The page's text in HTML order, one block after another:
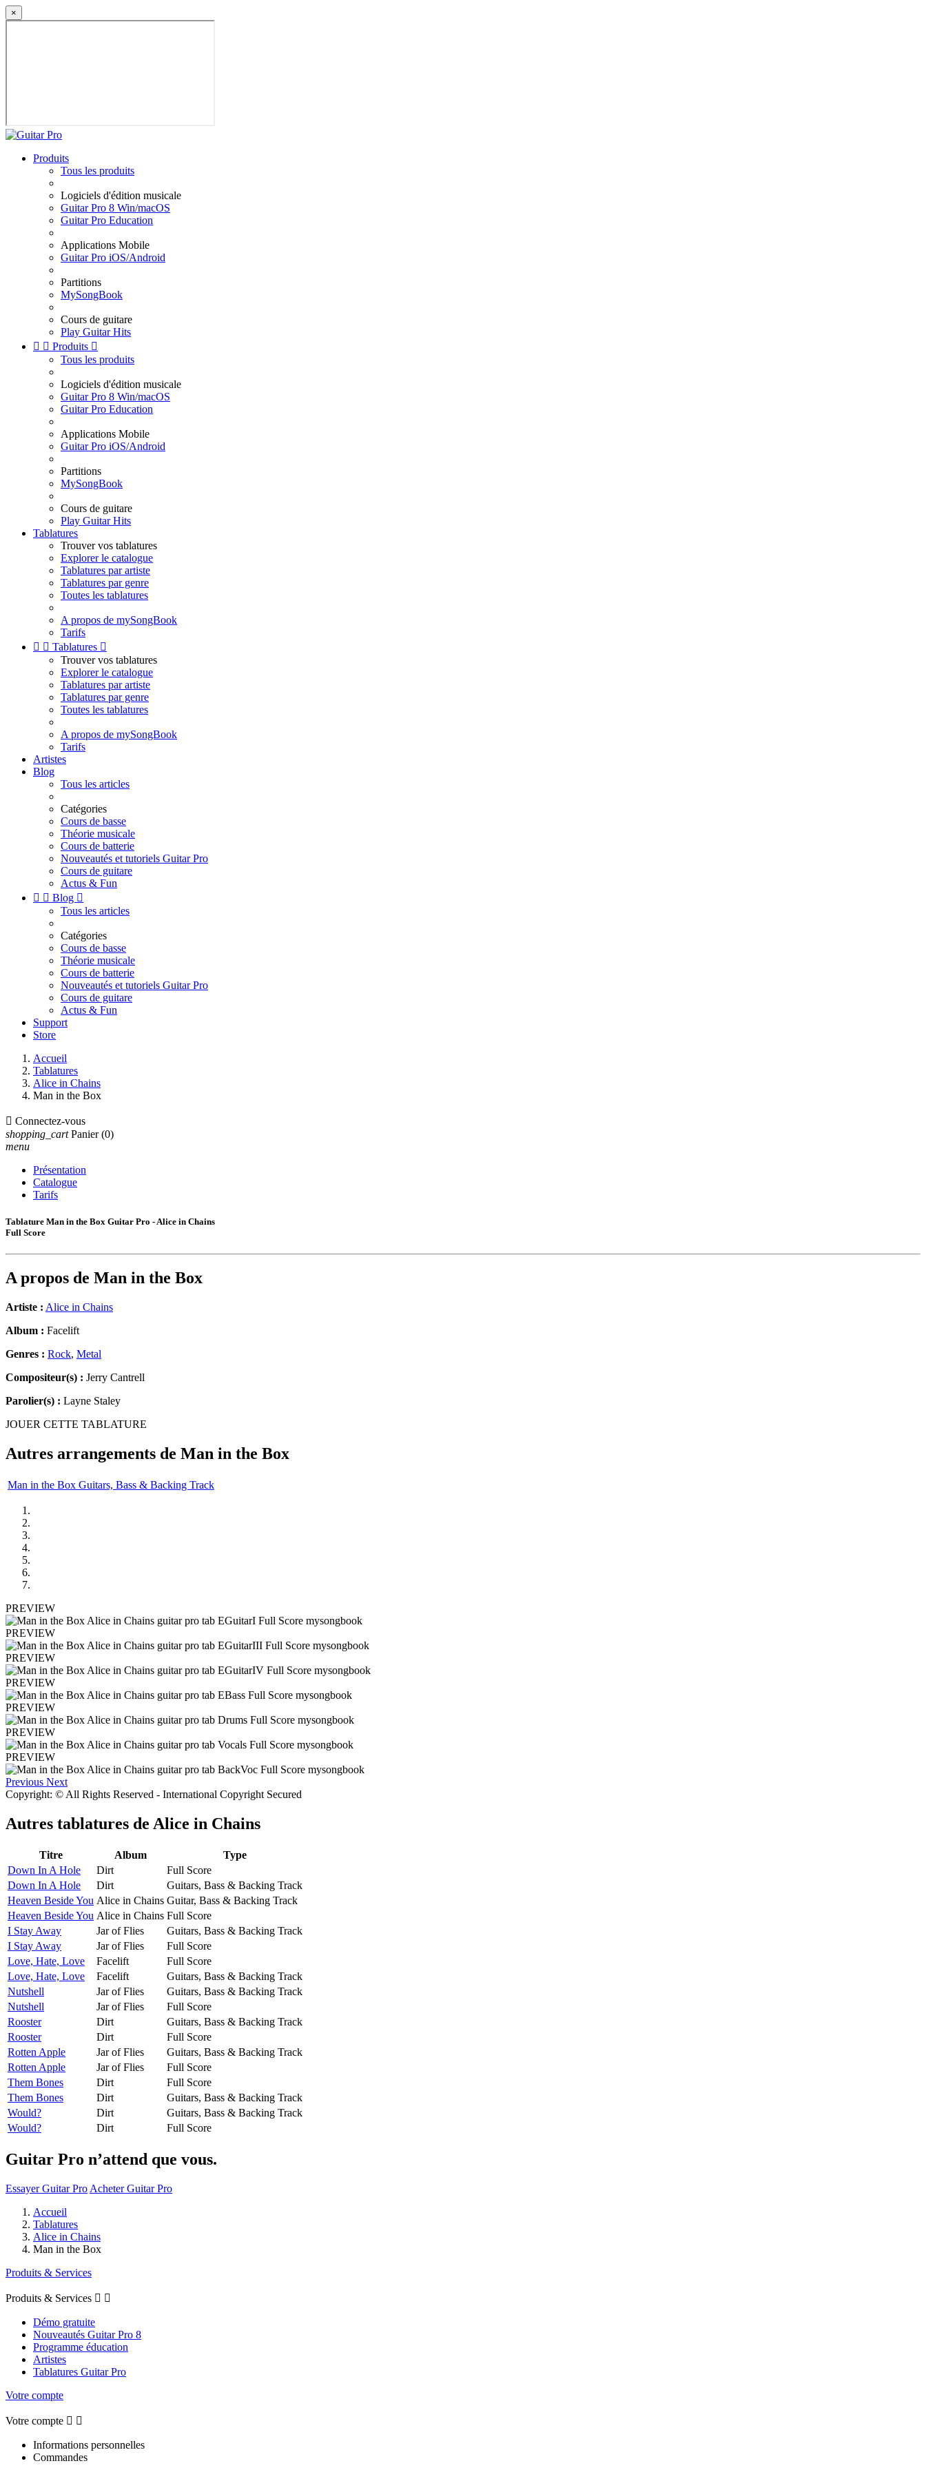
×
Produits
Tous les produits
Logiciels d'édition musicale
Guitar Pro 8 Win/macOS
Guitar Pro Education
Applications Mobile
Guitar Pro iOS/Android
Partitions
MySongBook
Cours de guitare
Play Guitar Hits
  Produits 
Tous les produits
Logiciels d'édition musicale
Guitar Pro 8 Win/macOS
Guitar Pro Education
Applications Mobile
Guitar Pro iOS/Android
Partitions
MySongBook
Cours de guitare
Play Guitar Hits
Tablatures
Trouver vos tablatures
Explorer le catalogue
Tablatures par artiste
Tablatures par genre
Toutes les tablatures
A propos de mySongBook
Tarifs
  Tablatures 
Trouver vos tablatures
Explorer le catalogue
Tablatures par artiste
Tablatures par genre
Toutes les tablatures
A propos de mySongBook
Tarifs
Artistes
Blog
Tous les articles
Catégories
Cours de basse
Théorie musicale
Cours de batterie
Nouveautés et tutoriels Guitar Pro
Cours de guitare
Actus & Fun
  Blog 
Tous les articles
Catégories
Cours de basse
Théorie musicale
Cours de batterie
Nouveautés et tutoriels Guitar Pro
Cours de guitare
Actus & Fun
Support
Store
Accueil
Tablatures
Alice in Chains
Man in the Box
 Connectez-vous
shopping_cart Panier (0)
menu
Présentation
Catalogue
Tarifs
Tablature Man in the Box Guitar Pro - Alice in Chains
Full Score
A propos de Man in the Box
Artiste : Alice in Chains
Album : Facelift
Genres : Rock, Metal
Compositeur(s) : Jerry Cantrell
Parolier(s) : Layne Staley
JOUER CETTE TABLATURE
Autres arrangements de Man in the Box
Man in the Box Guitars, Bass & Backing Track
PREVIEW
PREVIEW
PREVIEW
PREVIEW
PREVIEW
PREVIEW
PREVIEW
Previous Next
Copyright: © All Rights Reserved - International Copyright Secured
Autres tablatures de Alice in Chains
Titre Album
Type
Down In A Hole
Dirt
Full Score
Down In A Hole
Dirt
Guitars, Bass & Backing Track
Heaven Beside You Alice in Chains Guitar, Bass & Backing Track
Heaven Beside You Alice in Chains Full Score
I Stay Away
Jar of Flies
Guitars, Bass & Backing Track
I Stay Away
Jar of Flies
Full Score
Love, Hate, Love
Facelift
Full Score
Love, Hate, Love
Facelift
Guitars, Bass & Backing Track
Nutshell
Jar of Flies
Guitars, Bass & Backing Track
Nutshell
Jar of Flies
Full Score
Rooster
Dirt
Guitars, Bass & Backing Track
Rooster
Dirt
Full Score
Rotten Apple
Jar of Flies
Guitars, Bass & Backing Track
Rotten Apple
Jar of Flies
Full Score
Them Bones
Dirt
Full Score
Them Bones
Dirt
Guitars, Bass & Backing Track
Would?
Dirt
Guitars, Bass & Backing Track
Would?
Dirt Full Score
Guitar Pro n’attend que vous.
Essayer Guitar Pro Acheter Guitar Pro
Accueil
Tablatures
Alice in Chains
Man in the Box
Produits & Services
Produits & Services  
Démo gratuite
Nouveautés Guitar Pro 8
Programme éducation
Artistes
Tablatures Guitar Pro
Votre compte
Votre compte  
Informations personnelles
Commandes